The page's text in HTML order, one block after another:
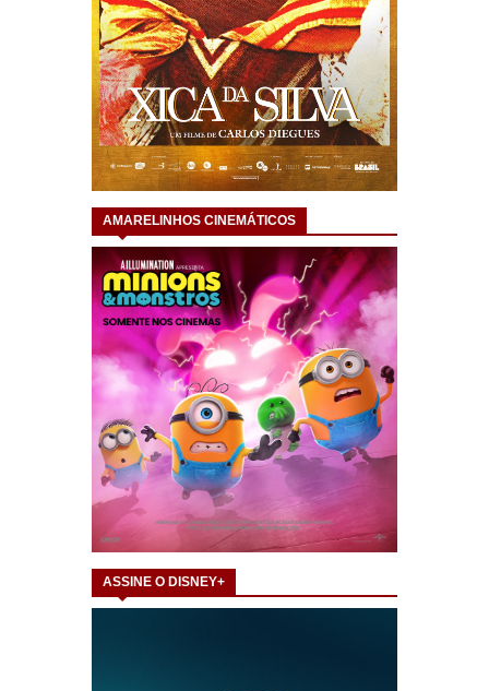
AMARELINHOS CINEMÁTICOS
ASSINE O DISNEY+